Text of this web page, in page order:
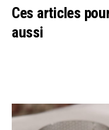
Ces articles
aussi